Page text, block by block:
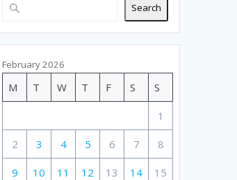
Search
February 2026
M T W T F S S
1
2 3 4 5 6 7 8
9 10 11 12 13 14 15